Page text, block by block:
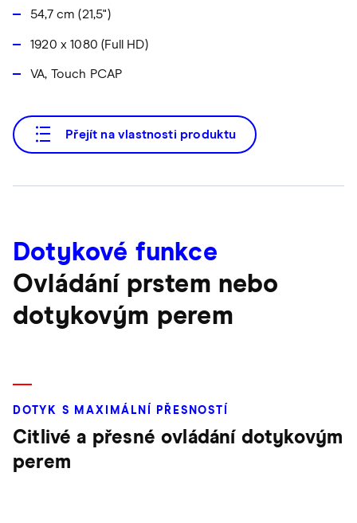
54,7 cm (21,5")
1920 x 1080 (Full HD)
VA, Touch PCAP
Přejít na vlastnosti produktu
Dotykové funkce
Ovládání prstem nebo
dotykovým perem
DOTYK S MAXIMÁLNÍ PŘESNOSTÍ
Citlivé a přesné ovládání dotykovým
perem